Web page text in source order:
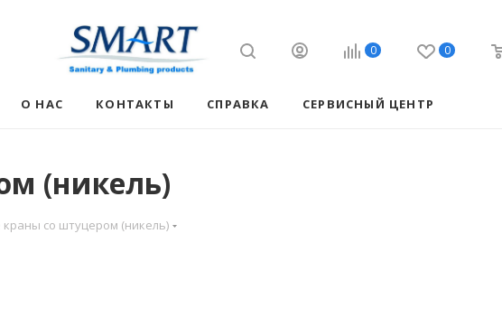
0 0
О НАС КОНТАКТЫ СПРАВКА СЕРВИСНЫЙ ЦЕНТР
(никель)
со штуцером (никель)